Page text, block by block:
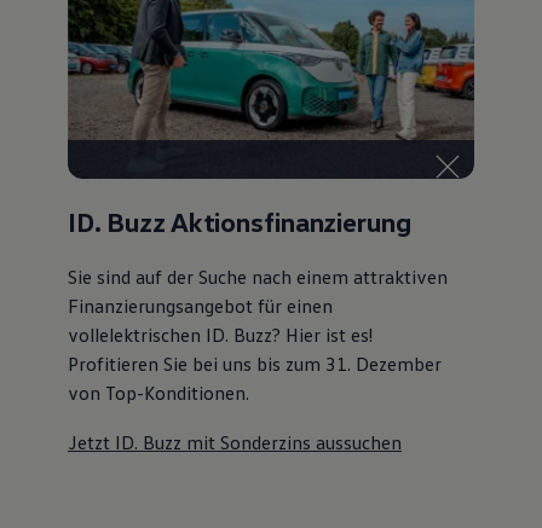
ID. Buzz Aktionsfinanzierung
Sie sind auf der Suche nach einem attraktiven
Finanzierungsangebotfür einen
vollelektrischen ID. Buzz? Hier ist es!
Profitieren Sie bei uns bis zum 31. Dezember
von Top-Konditionen.
Jetzt ID. Buzz mit Sonderzins aussuchen